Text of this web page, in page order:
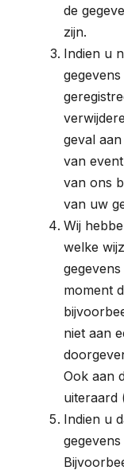
de
zijn.
Indien u
geval
van
van ons
van uw
Wij
welke
moment
niet aan
Ook aan
uiteraard
Indien u